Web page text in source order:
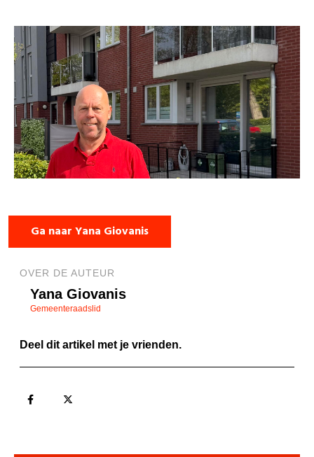
Ga naar Yana Giovanis
OVER DE AUTEUR
Yana Giovanis
Gemeenteraadslid
Deel dit artikel met je vrienden.